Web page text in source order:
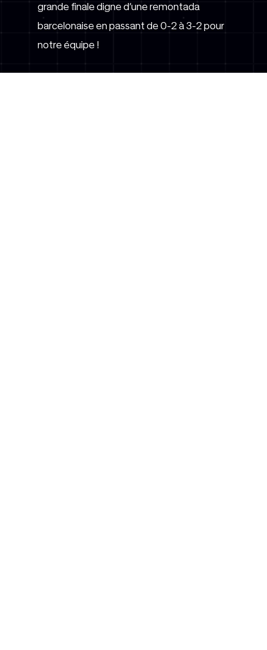
grande finale digne d’une remontada
barcelonaise en passant de 0-2 à 3-2 pour
notre équipe !